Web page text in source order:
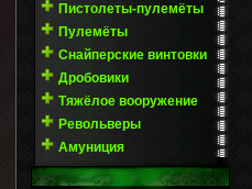
Пистолеты-пулемёты
Пулемёты
Снайперские винтовки
Дробовики
Тяжёлое вооружение
Револьверы
Амуниция